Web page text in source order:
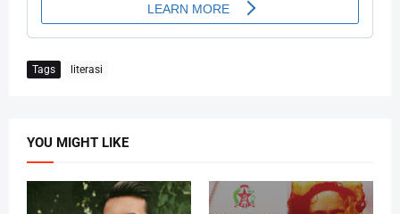
Tags literasi
YOU MIGHT LIKE